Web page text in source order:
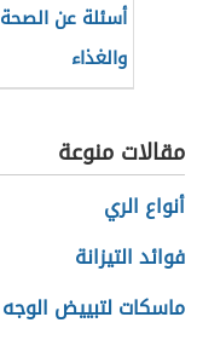
أسئلة عن الصحة
والغذاء
مقالات منوعة
أنواع الري
فوائد التيزانة
ماسكات لتبييض الوجه